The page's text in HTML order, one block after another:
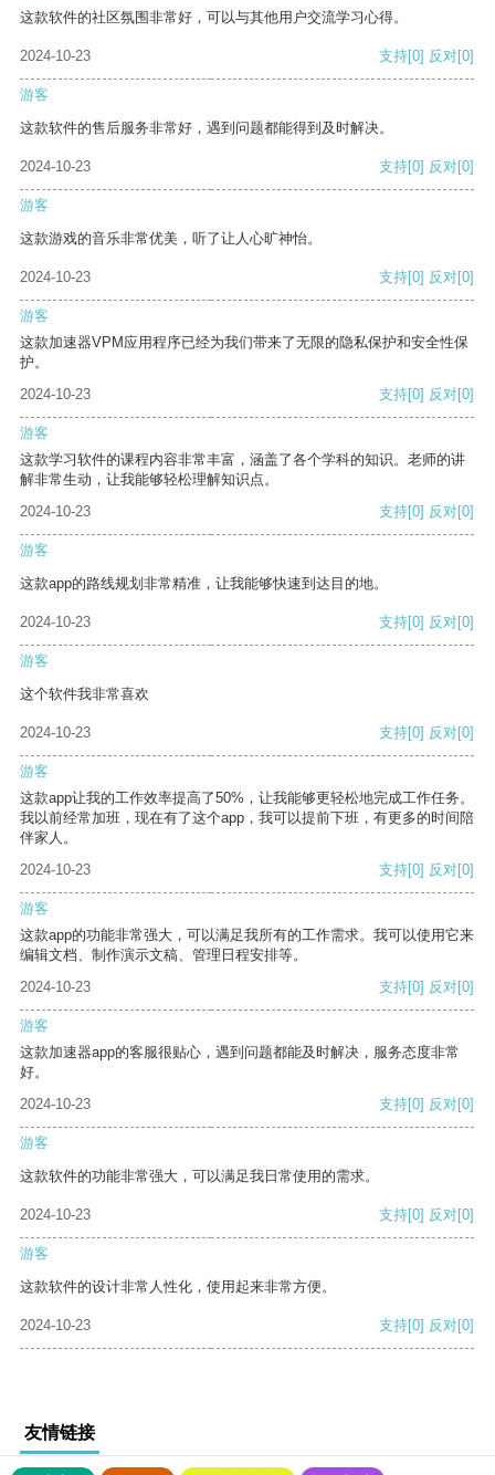
这款软件的社区氛围非常好，可以与其他用户交流学习心得。
2024-10-23 支持[0] 反对[0]
游客
这款软件的售后服务非常好，遇到问题都能得到及时解决。
2024-10-23 支持[0] 反对[0]
游客
这款游戏的音乐非常优美，听了让人心旷神怡。
2024-10-23 支持[0] 反对[0]
游客
这款加速器VPM应用程序已经为我们带来了无限的隐私保护和安全性保
护。
2024-10-23
支持[0] 反对[0]
游客
这款学习软件的课程内容非常丰富，涵盖了各个学科的知识。老师的讲
解非常生动，让我能够轻松理解知识点。
2024-10-23
支持[0] 反对[0]
游客
这款app的路线规划非常精准，让我能够快速到达目的地。
2024-10-23 支持[0] 反对[0]
游客
这个软件我非常喜欢
2024-10-23 支持[0] 反对[0]
游客
这款app让我的工作效率提高了50%，让我能够更轻松地完成工作任务。
我以前经常加班，现在有了这个app，我可以提前下班，有更多的时间陪
伴家人。
2024-10-23
支持[0] 反对[0]
游客
这款app的功能非常强大，可以满足我所有的工作需求。我可以使用它来
编辑文档、制作演示文稿、管理日程安排等。
2024-10-23
支持[0] 反对[0]
游客
这款加速器app的客服很贴心，遇到问题都能及时解决，服务态度非常
好。
2024-10-23
支持[0] 反对[0]
游客
这款软件的功能非常强大，可以满足我日常使用的需求。
2024-10-23 支持[0] 反对[0]
游客
这款软件的设计非常人性化，使用起来非常方便。
2024-10-23 支持[0] 反对[0]
友情链接